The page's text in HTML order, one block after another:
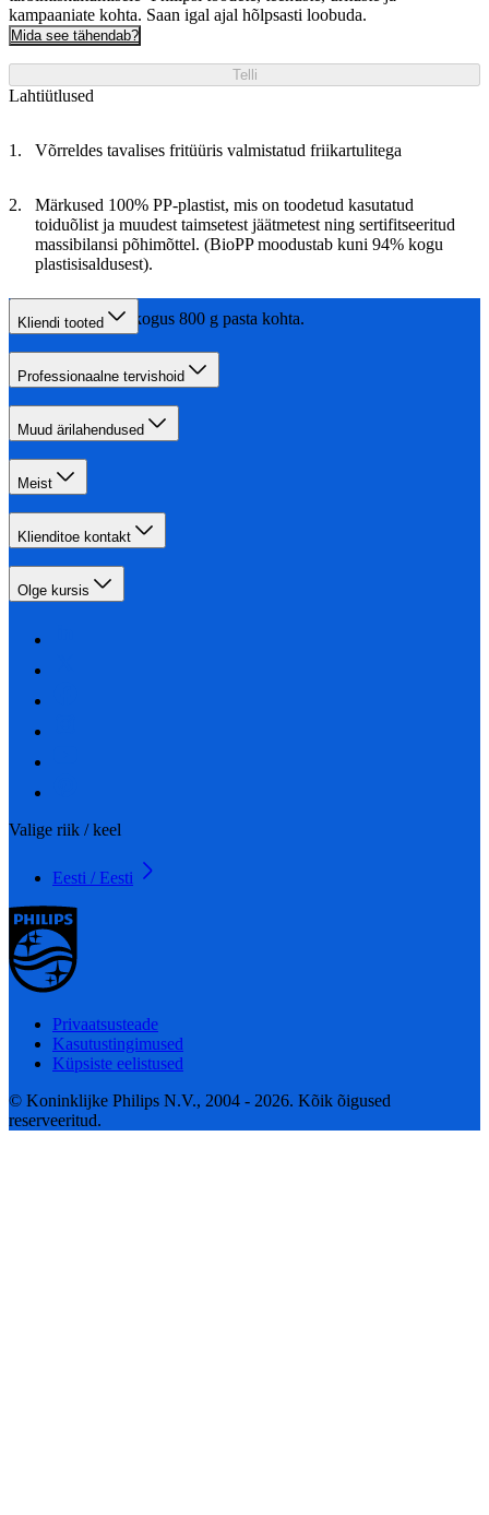
kampaaniate kohta. Saan igal ajal hõlpsasti loobuda.
Mida see tähendab?
Telli
Lahtiütlused
Võrreldes tavalises fritüüris valmistatud friikartulitega
Märkused 100% PP-plastist, mis on toodetud kasutatud
toiduõlist ja muudest taimsetest jäätmetest ning sertifitseeritud
massibilansi põhimõttel. (BioPP moodustab kuni 94% kogu
plastisisaldusest).
Hinnanguline kogus 800 g pasta kohta.
Kliendi tooted
Professionaalne tervishoid
Muud ärilahendused
Meist
Klienditoe kontakt
Olge kursis
Valige riik / keel
Eesti / Eesti
Privaatsusteade
Kasutustingimused
Küpsiste eelistused
© Koninklijke Philips N.V., 2004 - 2026. Kõik õigused
reserveeritud.